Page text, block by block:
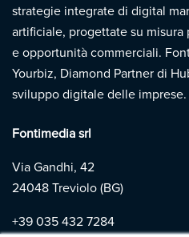
strategie integrate di digital
artificiale, progettate su
e opportunità commerciali.
Yourbiz, Diamond Partner di
sviluppo digitale delle imprese.
Fontimedia srl
Via Gandhi, 42
24048 Treviolo (BG)
+39 035 432 7284